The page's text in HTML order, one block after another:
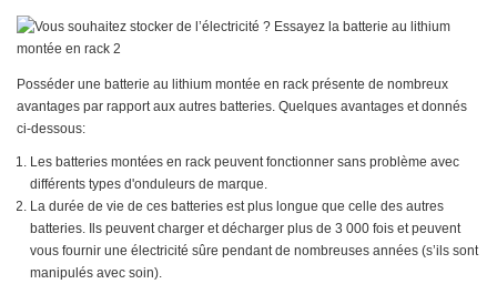
Posséder une batterie au lithium montée en rack présente de nombreux
avantages par rapport aux autres batteries. Quelques avantages et donnés
ci-dessous:
Les batteries montées en rack peuvent fonctionner sans problème avec
différents types d'onduleurs de marque.
La durée de vie de ces batteries est plus longue que celle des autres
batteries. Ils peuvent charger et décharger plus de 3 000 fois et peuvent
vous fournir une électricité sûre pendant de nombreuses années (s’ils sont
manipulés avec soin).